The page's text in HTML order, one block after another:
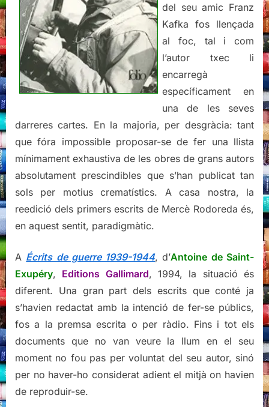
del seu amic Franz
Kafka fos llençada
al foc, tal i com
l’autor txec li
encarregà
específicament en
una de les seves
darreres cartes. En la majoria, per desgràcia: tant
que fóra impossible proposar-se de fer una llista
mínimament exhaustiva de les obres de grans autors
absolutament prescindibles que s’han publicat tan
sols per motius crematístics. A casa nostra, la
reedició dels primers escrits de Mercè Rodoreda és,
en aquest sentit, paradigmàtic.
A Écrits de guerre 1939-1944, d’Antoine de Saint-
Exupéry, Editions Gallimard, 1994, la situació és
diferent. Una gran part dels escrits que conté ja
s’havien redactat amb la intenció de fer-se públics,
fos a la premsa escrita o per ràdio. Fins i tot els
documents que no van veure la llum en el seu
moment no fou pas per voluntat del seu autor, sinó
per no haver-ho considerat adient el mitjà on havien
de reproduir-se.